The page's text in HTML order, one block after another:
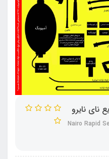
نای نایرو
Nairo Rapid